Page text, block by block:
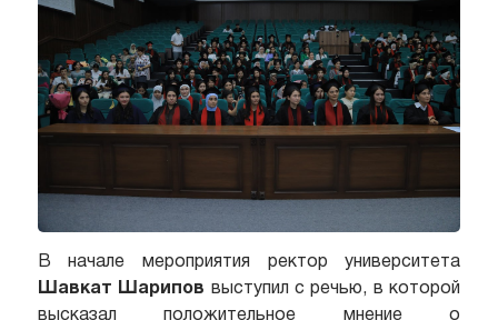
В начале мероприятия ректор университета
Шавкат Шарипов выступил с речью, в которой
высказал положительное мнение о